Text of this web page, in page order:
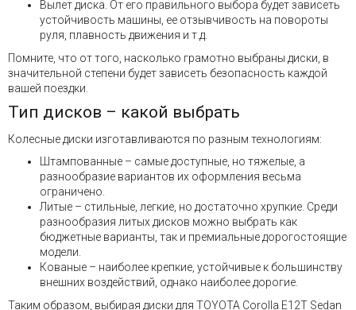
Вылет диска. От его правильного выбора будет зависеть
устойчивость машины, ее отзывчивость на повороты
руля, плавность движения и т.д.
Помните, что от того, насколько грамотно выбраны диски, в
значительной степени будет зависеть безопасность каждой
вашей поездки.
Тип дисков – какой выбрать
Колесные диски изготавливаются по разным технологиям:
Штампованные – самые доступные, но тяжелые, а
разнообразие вариантов их оформления весьма
ограничено.
Литые – стильные, легкие, но достаточно хрупкие. Среди
разнообразия литых дисков можно выбрать как
бюджетные варианты, так и премиальные дорогостоящие
модели.
Кованые – наиболее крепкие, устойчивые к большинству
внешних воздействий, однако наиболее дорогие.
Таким образом, выбирая диски для TOYOTA Corolla E12T Sedan